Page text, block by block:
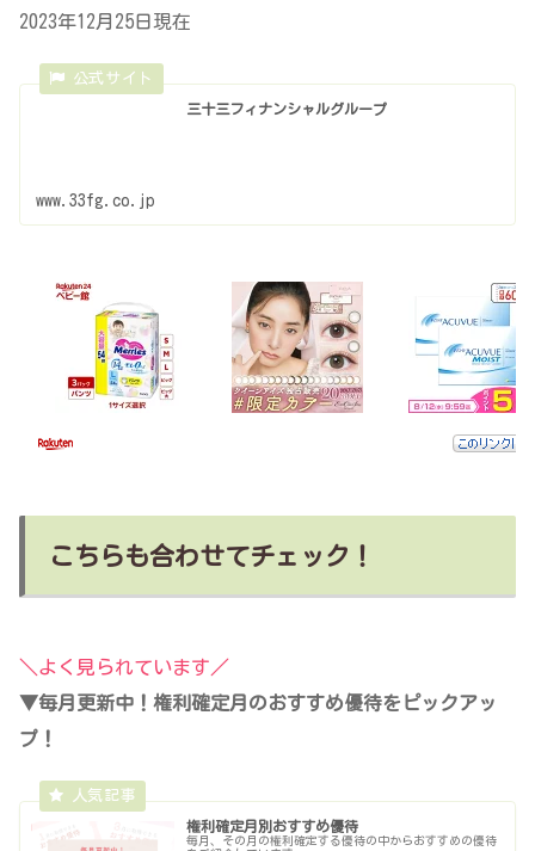
2023年12月25日現在
三十三フィナンシャルグループ
www.33fg.co.jp
こちらも合わせてチェック！
＼よく見られています／
▼毎月更新中！権利確定月のおすすめ優待をピックアッ
プ！
権利確定月別おすすめ優待
毎月、その月の権利確定する優待の中からおすすめの優待